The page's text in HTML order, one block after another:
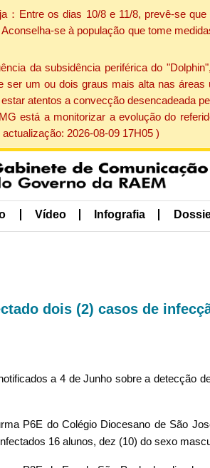
：Entre os dias 10/8 e 11/8, prevê-se
se à população que tome
da subsidência periférica do
ser um ou dois graus mais alta nas
atentos a convecção desencadeada
está a monitorizar a evolução do
2026-08-09 17H05 )
Vídeo Infografia
dois (2) casos de
a 4 de Junho sobre a detecção
P6E do Colégio Diocesano de São
16 alunos, dez (10) do sexo